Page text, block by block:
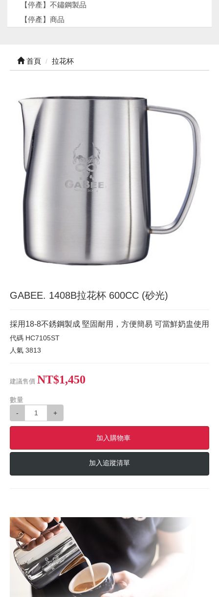
【停產】不鏽鋼製品
【停產】商品
首頁 拉花杯
GABEE. 1408B拉花杯 600CC (砂光)
採用18-8不銹鋼製成 堅固耐用，方便簡易 可當鮮奶盅使用
代碼 HC7105ST
人氣 3813
建議售價 NT$1,450
數量
-
+
加入購物車
加入追蹤清單